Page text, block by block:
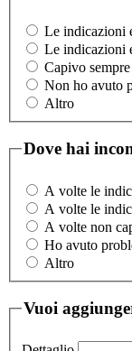
Le indicazioni
Le indicazioni
Capivo
Non ho avuto
Altro
Dove hai
A volte le
A volte le
A volte non
Ho avuto
Altro
Vuoi